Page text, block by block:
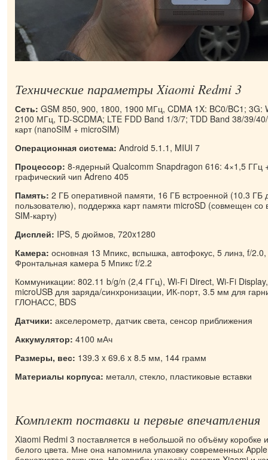
Технические параметры Xiaomi Redmi 3
Сеть: GSM 850, 900, 1800, 1900 МГц, CDMA 1X: BC0/BC1; 3G:
2100 МГц, TD-SCDMA; LTE FDD Band 1/3/7; TDD Band 38/39/
карт (nanoSIM + microSIM)
Операционная система: Android 5.1.1, MIUI 7
Процессор: 8-ядерный Qualcomm Snapdragon 616: 4×1,5 ГГц
графический чип Adreno 405
Память: 2 ГБ оперативной памяти, 16 ГБ встроенной (10.3 ГБ
пользователю), поддержка карт памяти microSD (совмещен со
SIM-карту)
Дисплей: IPS, 5 дюймов, 720x1280
Камера: основная 13 Мпикс, вспышка, автофокус, 5 линз, f/
Фронтальная камера 5 Мпикс f/2.2
Коммуникации: 802.11 b/g/n (2,4 ГГц), Wi-Fi Direct, Wi-Fi
microUSB для заряда/синхронизации, ИК-порт, 3.5 мм для
ГЛОНАСС, BDS
Датчики: акселерометр, датчик света, сенсор приближения
Аккумулятор: 4100 мАч
Размеры, вес: 139.3 x 69.6 x 8.5 мм, 144 грамм
Материалы корпуса: металл, стекло, пластиковые вставки
Комплект поставки и первые впечатления
Xiaomi Redmi 3 поставляется в небольшой по объёму коробке
белого цвета. Мне она напомнила упаковку современных